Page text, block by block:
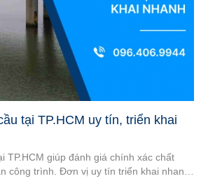
tại TP.HCM uy tín, triển khai
TP.HCM giúp đánh giá chính xác chất
công trình. Đơn vị uy tín triển khai nhanh,
hỗ trợ tối ưu chi phí và thời gian.